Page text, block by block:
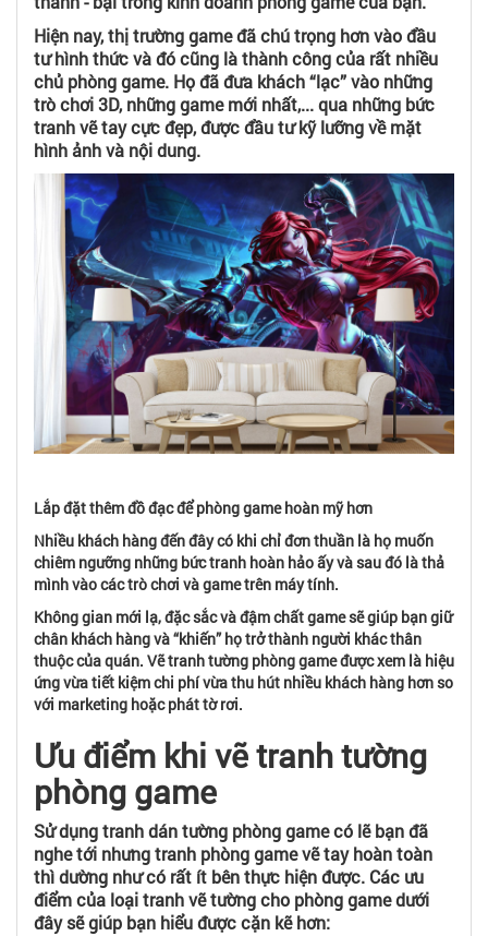
Hiện nay, thị trường game đã chú trọng hơn vào đầu
tư hình thức và đó cũng là thành công của rất nhiều
chủ phòng game. Họ đã đưa khách “lạc” vào những
trò chơi 3D, những game mới nhất,... qua những bức
tranh vẽ tay cực đẹp, được đầu tư kỹ lưỡng về mặt
hình ảnh và nội dung.
Lắp đặt thêm đồ đạc để phòng game hoàn mỹ hơn
Nhiều khách hàng đến đây có khi chỉ đơn thuần là họ muốn
chiêm ngưỡng những bức tranh hoàn hảo ấy và sau đó là thả
mình vào các trò chơi và game trên máy tính.
Không gian mới lạ, đặc sắc và đậm chất game sẽ giúp bạn giữ
chân khách hàng và “khiến” họ trở thành người khác thân
thuộc của quán. Vẽ tranh tường phòng game được xem là hiệu
ứng vừa tiết kiệm chi phí vừa thu hút nhiều khách hàng hơn so
với marketing hoặc phát tờ rơi.
Ưu điểm khi vẽ tranh tường
phòng game
Sử dụng tranh dán tường phòng game có lẽ bạn đã
nghe tới nhưng tranh phòng game vẽ tay hoàn toàn
thì dường như có rất ít bên thực hiện được. Các ưu
điểm của loại tranh vẽ tường cho phòng game dưới
đây sẽ giúp bạn hiểu được cặn kẽ hơn: